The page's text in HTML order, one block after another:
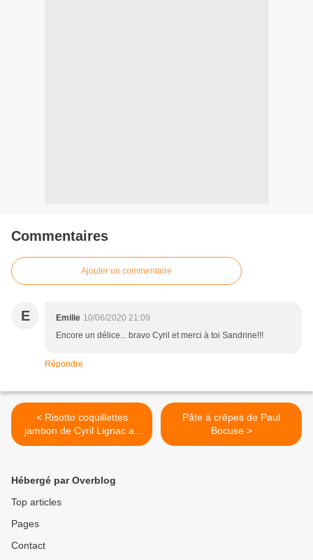
Commentaires
Ajouter un commentaire
E Emilie 10/06/2020 21:09
Encore un délice... bravo Cyril et merci à toi Sandrine!!!
Répondre
< Risotto coquillettes
jambon de Cyril Lignac au
cookeo
Pâte à crêpes de Paul
Bocuse >
Hébergé par Overblog
Top articles
Pages
Contact